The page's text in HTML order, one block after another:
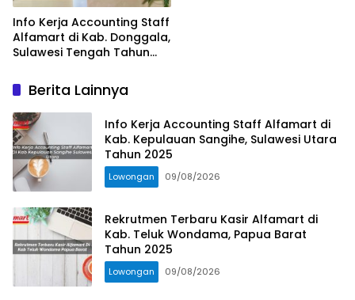
Info Kerja Accounting Staff
Alfamart di Kab. Donggala,
Sulawesi Tengah Tahun
Berita Lainnya
Info Kerja Accounting Staff Alfamart di
Kab. Kepulauan Sangihe, Sulawesi Utara
Tahun 2025
Lowongan 09/08/2026
Rekrutmen Terbaru Kasir Alfamart di
Kab. Teluk Wondama, Papua Barat
Tahun 2025
Lowongan 09/08/2026